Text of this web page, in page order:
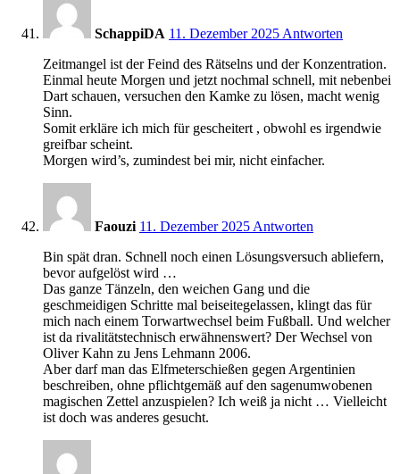
SchappiDA 11. Dezember 2025 Antworten
Zeitmangel ist der Feind des Rätselns und der Konzentration.
Einmal heute Morgen und jetzt nochmal schnell, mit nebenbei
Dart schauen, versuchen den Kamke zu lösen, macht wenig
Sinn.
Somit erkläre ich mich für gescheitert , obwohl es irgendwie
greifbar scheint.
Morgen wird’s, zumindest bei mir, nicht einfacher.
Faouzi 11. Dezember 2025 Antworten
Bin spät dran. Schnell noch einen Lösungsversuch abliefern,
bevor aufgelöst wird …
Das ganze Tänzeln, den weichen Gang und die
geschmeidigen Schritte mal beiseitegelassen, klingt das für
mich nach einem Torwartwechsel beim Fußball. Und welcher
ist da rivalitätstechnisch erwähnenswert? Der Wechsel von
Oliver Kahn zu Jens Lehmann 2006.
Aber darf man das Elfmeterschießen gegen Argentinien
beschreiben, ohne pflichtgemäß auf den sagenumwobenen
magischen Zettel anzuspielen? Ich weiß ja nicht … Vielleicht
ist doch was anderes gesucht.